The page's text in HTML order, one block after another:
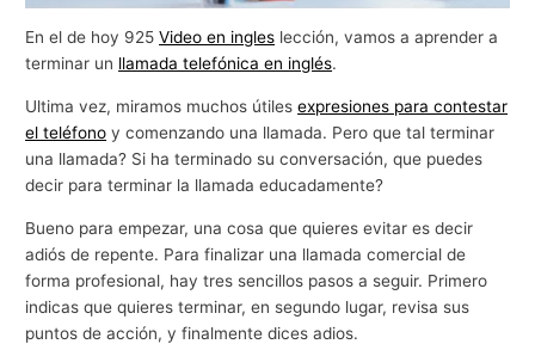
En el de hoy 925Video en ingles lección, vamos a aprender a
terminar un llamada telefónica en inglés.
Ultima vez, miramos muchos útilesexpresiones para contestar
el teléfono y comenzando una llamada. Pero que tal terminar
una llamada? Si ha terminado su conversación, que puedes
decir para terminar la llamada educadamente?
Bueno para empezar, una cosa que quieres evitar es decir
adiós de repente. Para finalizar una llamada comercial de
forma profesional, hay tres sencillos pasos a seguir. Primero
indicas que quieres terminar, en segundo lugar, revisa sus
puntos de acción, y finalmente dices adios.